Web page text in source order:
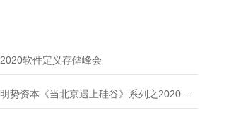
2020软件定义存储峰会
明势资本《当北京遇上硅谷》系列之2020年度开源峰会